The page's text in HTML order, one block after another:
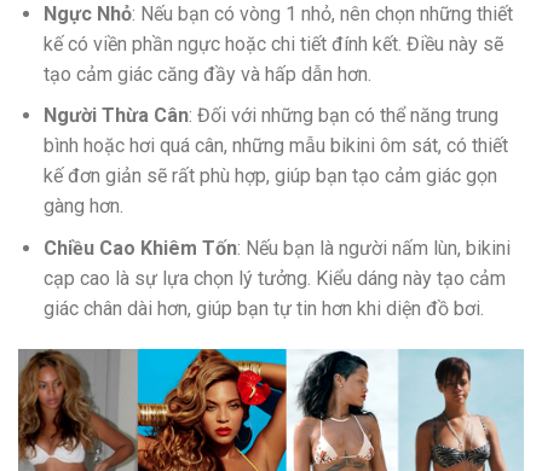
Ngực Nhỏ: Nếu bạn có vòng 1 nhỏ, nên chọn những thiết
kế có viền phần ngực hoặc chi tiết đính kết. Điều này sẽ
tạo cảm giác căng đầy và hấp dẫn hơn.
Người Thừa Cân: Đối với những bạn có thể năng trung
bình hoặc hơi quá cân, những mẫu bikini ôm sát, có thiết
kế đơn giản sẽ rất phù hợp, giúp bạn tạo cảm giác gọn
gàng hơn.
Chiều Cao Khiêm Tốn: Nếu bạn là người nấm lùn, bikini
cạp cao là sự lựa chọn lý tưởng. Kiểu dáng này tạo cảm
giác chân dài hơn, giúp bạn tự tin hơn khi diện đồ bơi.